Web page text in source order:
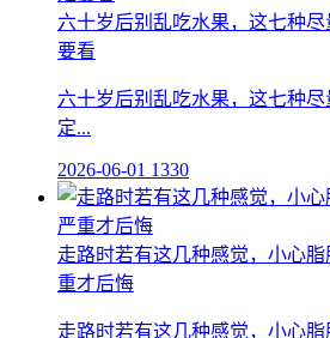
六十岁后别乱吃水果，这七种
要看
六十岁后别乱吃水果，这七种
定...
2026-06-01 1330
走路时若有这几种感觉，小心
重才后悔
走路时若有这几种感觉，小心